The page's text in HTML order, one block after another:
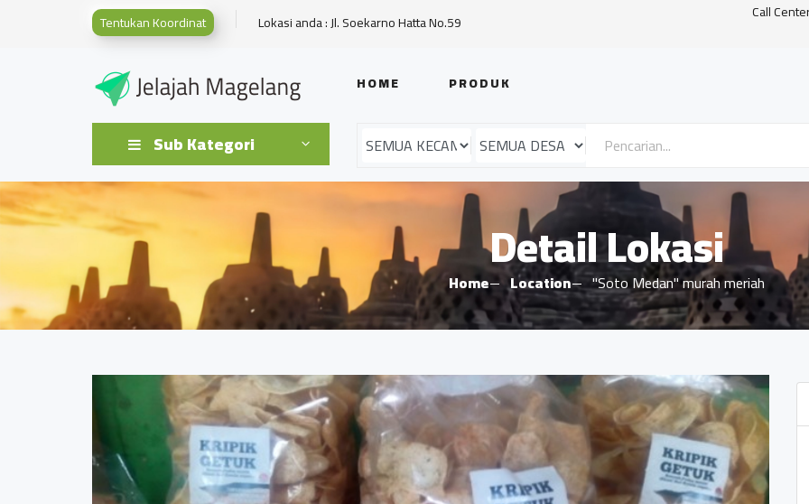
Tentukan Koordinat Lokasi anda : Jl. Soekarno Hatta No.59 Call
HOME PRODUK
Sub Kategori
Detail Lokasi
Home Location "Soto Medan" murah meriah